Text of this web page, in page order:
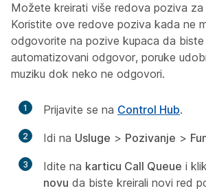
Možete kreirati više redova poziva za
Koristite ove redove poziva kada ne
odgovorite na pozive kupaca da biste
automatizovani odgovor, poruke
muziku dok neko ne odgovori.
1 Prijavite se na Control Hub.
2 Idi na Usluge > Pozivanje >
3 Idite na karticu Call Queue i
novu da biste kreirali novi red